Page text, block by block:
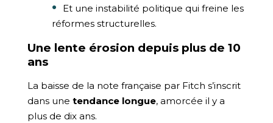
Et une instabilité politique qui freine les
réformes structurelles.
Une lente érosion depuis plus de 10
ans
La baisse de la note française par Fitch s’inscrit
dans une tendance longue, amorcée il y a
plus de dix ans.